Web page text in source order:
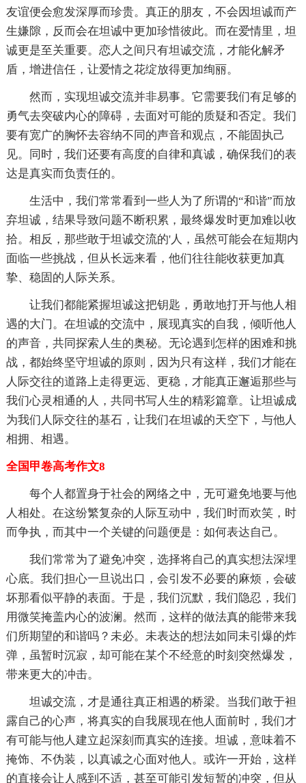
友谊便会愈发深厚而珍贵。真正的朋友，不会因坦诚而产
生嫌隙，反而会在坦诚中更加珍惜彼此。而在爱情里，坦
诚更是至关重要。恋人之间只有坦诚交流，才能化解矛
盾，增进信任，让爱情之花绽放得更加绚丽。
然而，实现坦诚交流并非易事。它需要我们有足够的
勇气去突破内心的障碍，去面对可能的质疑和否定。我们
要有宽广的胸怀去容纳不同的声音和观点，不能固执己
见。同时，我们还要有高度的自律和真诚，确保我们的表
达是真实而负责任的。
生活中，我们常常看到一些人为了所谓的“和谐”而放
弃坦诚，结果导致问题不断积累，最终爆发时更加难以收
拾。相反，那些敢于坦诚交流的'人，虽然可能会在短期内
面临一些挑战，但从长远来看，他们往往能收获更加真
挚、稳固的人际关系。
让我们都能紧握坦诚这把钥匙，勇敢地打开与他人相
遇的大门。在坦诚的交流中，展现真实的自我，倾听他人
的声音，共同探索人生的奥秘。无论遇到怎样的困难和挑
战，都始终坚守坦诚的原则，因为只有这样，我们才能在
人际交往的道路上走得更远、更稳，才能真正邂逅那些与
我们心灵相通的人，共同书写人生的精彩篇章。让坦诚成
为我们人际交往的基石，让我们在坦诚的天空下，与他人
相拥、相遇。
全国甲卷高考作文8
每个人都置身于社会的网络之中，无可避免地要与他
人相处。在这纷繁复杂的人际互动中，我们时而欢笑，时
而争执，而其中一个关键的问题便是：如何表达自己。
我们常常为了避免冲突，选择将自己的真实想法深埋
心底。我们担心一旦说出口，会引发不必要的麻烦，会破
坏那看似平静的表面。于是，我们沉默，我们隐忍，我们
用微笑掩盖内心的波澜。然而，这样的做法真的能带来我
们所期望的和谐吗？未必。未表达的想法如同未引爆的炸
弹，虽暂时沉寂，却可能在某个不经意的时刻突然爆发，
带来更大的冲击。
坦诚交流，才是通往真正相遇的桥梁。当我们敢于袒
露自己的心声，将真实的自我展现在他人面前时，我们才
有可能与他人建立起深刻而真实的连接。坦诚，意味着不
掩饰、不伪装，以真诚之心面对他人。或许一开始，这样
的直接会让人感到不适，甚至可能引发短暂的冲突，但从